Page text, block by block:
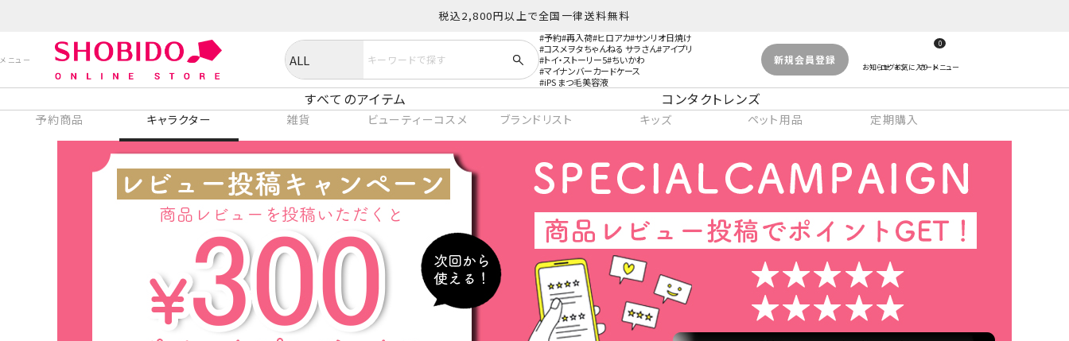
税込2,800円以上で全国一律送料無料
予約 再入荷 ヒロアカ サンリオ日焼け
コスメヲタちゃんねる サラさん アイプリ
トイ・ストーリー5 ちいかわ
マイナンバーカードケース
iPS まつ毛美容液
新規会員登録
0
すべてのアイテム コンタクトレンズ
予約商品 キャラクター 雑貨 ビューティーコスメ ブランドリスト キッズ ペット用品 定期購入